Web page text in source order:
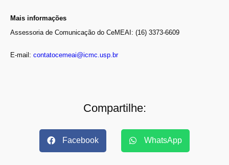
Mais informações
Assessoria de Comunicação do CeMEAI: (16) 3373-6609
E-mail: contatocemeai@icmc.usp.br
Compartilhe:
Facebook WhatsApp